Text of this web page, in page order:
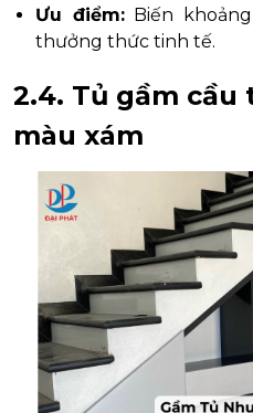
Ưu điểm:Biến
thưởng thức tinh tế.
2.4. Tủ gầm cầu
màu xám